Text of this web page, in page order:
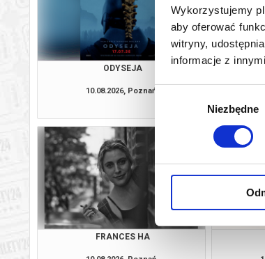
Wykorzystujemy
aby oferować
witryny,
informacje z
Wybór
Niezbędne
ODYSEJA
10.08.2026, Poznań
FRANCES HA